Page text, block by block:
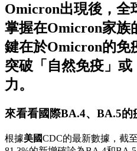
Omicron出現後，全
掌握在Omicron家族
鍵在於Omicron的免
突破「自然免疫」
力。
來看看國際BA.4、BA.5的
根據美國CDC的最新數據，截